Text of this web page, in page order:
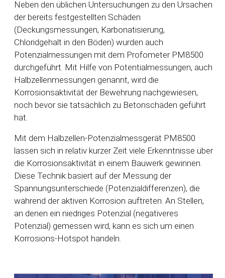
Neben den üblichen Untersuchungen zu den Ursachen
der bereits festgestellten Schäden
(Deckungsmessungen, Karbonatisierung,
Chloridgehalt in den Böden) wurden auch
Potenzialmessungen mit dem Profometer PM8500
durchgeführt. Mit Hilfe von Potentialmessungen, auch
Halbzellenmessungen genannt, wird die
Korrosionsaktivität der Bewehrung nachgewiesen,
noch bevor sie tatsächlich zu Betonschäden geführt
hat.
Mit dem Halbzellen-Potenzialmessgerät PM8500
lassen sich in relativ kurzer Zeit viele Erkenntnisse über
die Korrosionsaktivität in einem Bauwerk gewinnen.
Diese Technik basiert auf der Messung der
Spannungsunterschiede (Potenzialdifferenzen), die
während der aktiven Korrosion auftreten. An Stellen,
an denen ein niedriges Potenzial (negativeres
Potenzial) gemessen wird, kann es sich um einen
Korrosions-Hotspot handeln.